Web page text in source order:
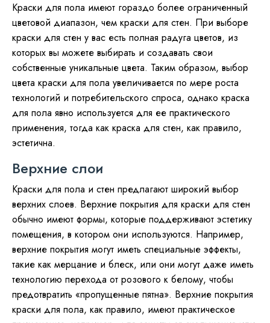
Краски для пола имеют гораздо более ограниченный
цветовой диапазон, чем краски для стен. При выборе
краски для стен у вас есть полная радуга цветов, из
которых вы можете выбирать и создавать свои
собственные уникальные цвета. Таким образом, выбор
цвета краски для пола увеличивается по мере роста
технологий и потребительского спроса, однако краска
для пола явно используется для ее практического
применения, тогда как краска для стен, как правило,
эстетична.
Верхние слои
Краски для пола и стен предлагают широкий выбор
верхних слоев. Верхние покрытия для краски для стен
обычно имеют формы, которые поддерживают эстетику
помещения, в котором они используются. Например,
верхние покрытия могут иметь специальные эффекты,
такие как мерцание и блеск, или они могут даже иметь
технологию перехода от розового к белому, чтобы
предотвратить «пропущенные пятна». Верхние покрытия
краски для пола, как правило, имеют практическое